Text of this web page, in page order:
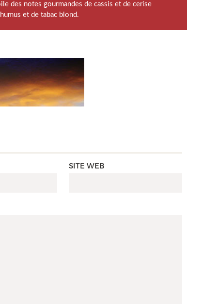
des notes gourmandes de cassis et de cerise
et de tabac blond.
SITE WEB